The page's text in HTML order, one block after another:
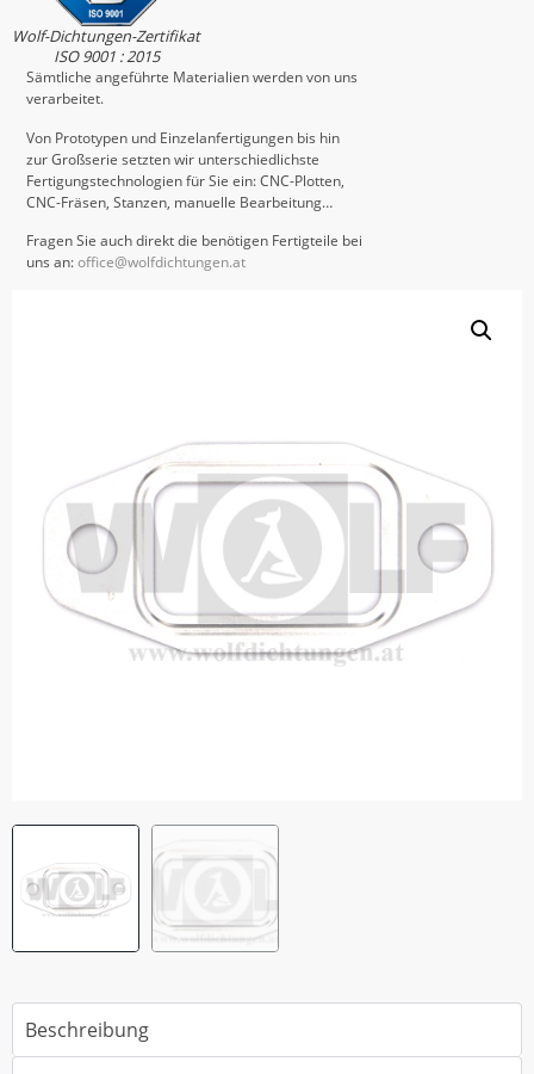
Wolf-Dichtungen-Zertifikat
ISO 9001 : 2015
Sämtliche angeführte Materialien werden von uns
verarbeitet.
Von Prototypen und Einzelanfertigungen bis hin
zur Großserie setzten wir unterschiedlichste
Fertigungstechnologien für Sie ein: CNC-Plotten,
CNC-Fräsen, Stanzen, manuelle Bearbeitung…
Fragen Sie auch direkt die benötigen Fertigteile bei
uns an:office@wolfdichtungen.at
Beschreibung